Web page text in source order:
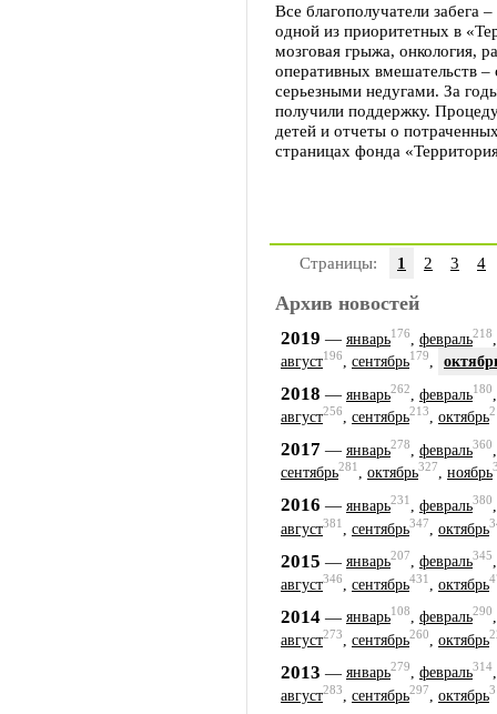
Все благополучатели
одной из приоритетных в
мозговая грыжа, онкология,
оперативных вмешательств –
серьезными недугами. За
получили поддержку.
детей и отчеты о
страницах фонда
Страницы: 1 2 3 4
Архив новостей
2019 — январь176 февраль218
август196, сентябрь179,
2018 — январь262 февраль180
август256, сентябрь213, октябрь
2017 — январь278 февраль360
сентябрь281, октябрь327, ноябрь
2016 — январь231 февраль380
август381 сентябрь347 октябрь
2015 — январь207, февраль345
август346 сентябрь431 октябрь
2014 — январь108, февраль290
август273 сентябрь260 октябрь
2013 — январь279, февраль314
август283 сентябрь297 октябрь